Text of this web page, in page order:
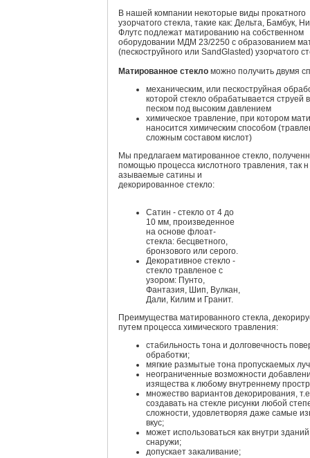
В нашей компании некоторые виды прокатного
узорчатого стекла, такие как: Дельта, Бамбук,
Флутс подлежат матированию на собственном
оборудовании МДМ 23/2250 с образованием
(пескоструйного или SandGlasted) узорчатого
Матированное стекло можно получить двумя
механическим, или пескоструйная
которой стекло обрабатывается струей
песком под высоким давлением
химическое травление, при котором
наносится химическим способом
сложным составом кислот)
Мы предлагаем матированное стекло,
помощью процесса кислотного травления, так н
азываемые сатины и
декорированное стекло:
Сатин - стекло от 4 до
10 мм, произведенное
на основе флоат-
стекла: бесцветного,
бронзового или серого.
Декоративное стекло -
стекло травленое с
узором: Пунто,
Фантазия, Шип, Вулкан,
Дали, Килим и Гранит.
Преимущества матированного стекла,
путем процесса химического травления:
стабильность тона и долговечность
обработки;
мягкие размытые тона пропускаемых
неограниченные возможности
изящества к любому внутреннему
множество вариантов декорирования,
создавать на стекле рисунки любой
сложности, удовлетворяя даже самые
вкус;
может использоваться как внутри
снаружи;
допускает закаливание;